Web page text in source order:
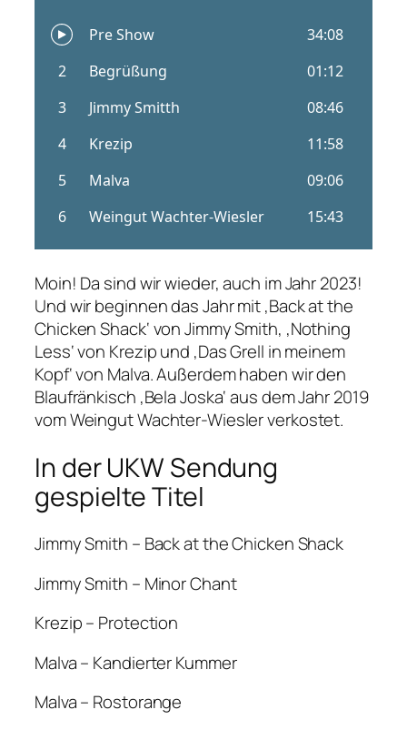
Moin! Da sind wir wieder, auch im Jahr 2023!
Und wir beginnen das Jahr mit ‚Back at the
Chicken Shack‘ von Jimmy Smith, ‚Nothing
Less‘ von Krezip und ‚Das Grell in meinem
Kopf‘ von Malva. Außerdem haben wir den
Blaufränkisch ‚Bela Joska‘ aus dem Jahr 2019
vom Weingut Wachter-Wiesler verkostet.
In der UKW Sendung
gespielte Titel
Jimmy Smith – Back at the Chicken Shack
Jimmy Smith – Minor Chant
Krezip – Protection
Malva – Kandierter Kummer
Malva – Rostorange